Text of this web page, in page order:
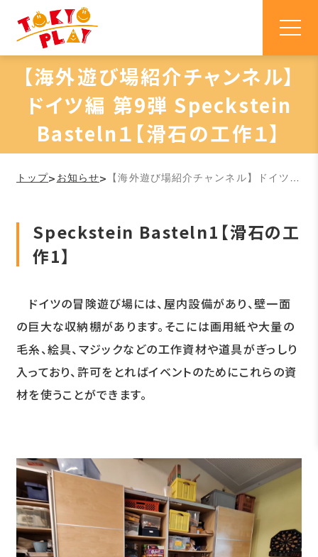
【海外遊び場紹介チャンネル】
ドイツ編 第9弾 Speckstein
Basteln１【滑石の工作１】
トップ>お知らせ>
Speckstein Basteln1【滑石の工
作1】
ドイツの冒険遊び場には、屋内設備があり、壁一面
の巨大な収納棚があります。そこには画用紙や大量の
毛糸、絵具、マジックなどの工作資材や道具がぎっしり
入っており、許可をとればイベントのためにこれらの資
材を使うことができます。